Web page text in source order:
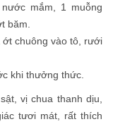
mắm, 1 muỗng
băm.
ớt chuông vào tô, rưới
khi thưởng thức.
vị chua thanh dịu,
tươi mát, rất thích